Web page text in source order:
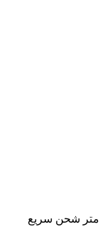
كابل شحن جوى روم يو اس بى لايتنج طول 1.2 متر شحن سريع